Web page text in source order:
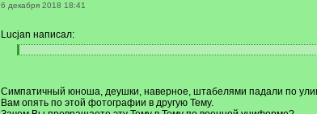
6 декабря 2018 18:41
Lucjan написал:
[[
Симпатичный юноша, деушки, наверное, штабелями падали по
Вам опять по этой фотографии в другую Тему.